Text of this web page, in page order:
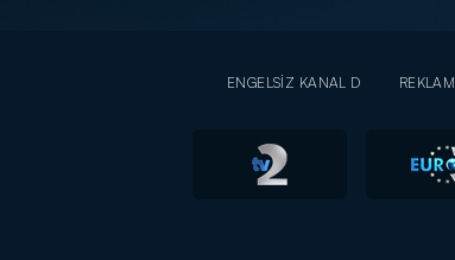
ENGELSİZ KANAL D REKLAM